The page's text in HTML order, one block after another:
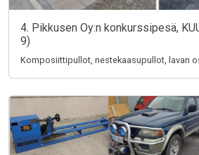
4. Pikkusen Oy:n konkurssipesä,
9)
Komposiittipullot, nestekaasupullot, lavan